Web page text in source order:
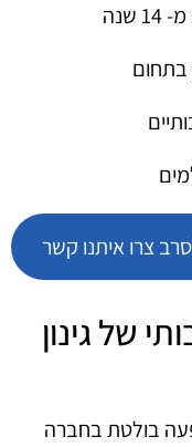
שנה
בתחום
צרו איתנו קשר
של גינון
בולטת בחברה